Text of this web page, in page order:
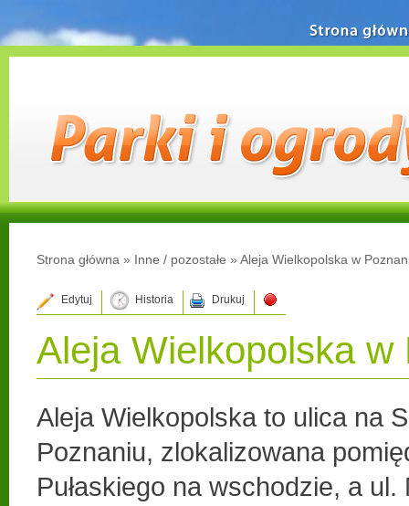
Strona główna » Inne / pozostałe » Aleja Wielkopolska w
Edytuj Historia Drukuj
Aleja Wielkopolska w
Aleja Wielkopolska to ulica na
Poznaniu, zlokalizowana
Pułaskiego na wschodzie, a
Strona główna